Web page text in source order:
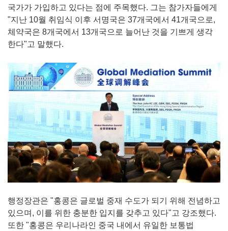
국가가 가입하고 있다는 점에 주목했다. 그는 참가자들에게
"지난 10월 취임식 이후 서명국은 37개국에서 41개국으로,
체약국은 8개국에서 13개국으로 늘어난 것을 기쁘게 생각
한다"고 말했다.
행정장관은 "홍콩은 글로벌 중재 수도가 되기 위해 전념하고
있으며, 이를 위한 충분한 입지를 갖추고 있다"고 강조했다.
또한 "홍콩은 우리나라인 중국 내에서 유일한 보통법